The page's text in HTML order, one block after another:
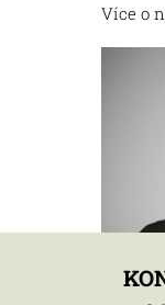
Více o